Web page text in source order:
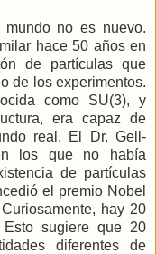
no es nuevo.
hace 50 años en
de partículas que
de los experimentos.
como SU(3), y
era capaz de
real. El Dr. Gell-
los que no había
de partículas
el premio Nobel
hay 20
sugiere que 20
diferentes de